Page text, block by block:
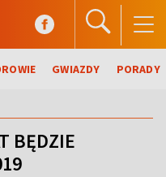
GWIAZDY PORADY
BĘDZIE